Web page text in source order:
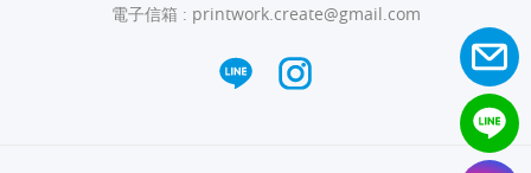
電子信箱 : printwork.create@gmail.com